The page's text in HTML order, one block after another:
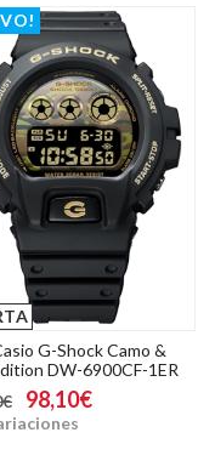
G-Shock Camo &
DW-6900CF-1ER
98,10€